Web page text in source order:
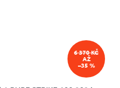
6 370 KČ
AŽ
–35 %